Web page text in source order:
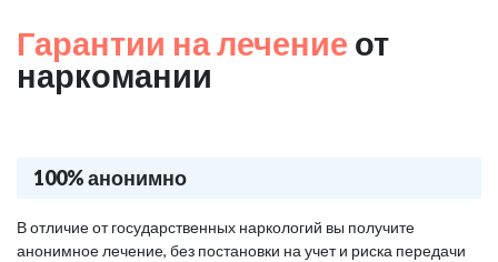
Гарантии на лечение от
наркомании
100% анонимно
В отличие от государственных наркологий вы получите
анонимное лечение, без постановки на учет и риска передачи